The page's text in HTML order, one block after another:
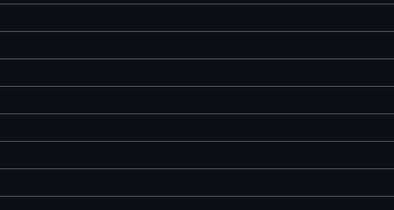
Постепенно становится ясно, что древние легенды
кажется на первый взгляд.
━━━━━━━━━━━━━━━━━━
👸 Главная героиня на пути к своему
Она даже не подозревает, насколько важную роль ей